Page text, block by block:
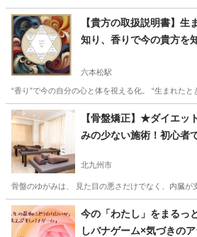
福岡 福岡市 六本松駅 マッサージ
【貴方の取扱説明書】生
知り、香りで今の貴方を
六本松駅
“香り”で今の自分の心と体を視える化。 “生まれた
福岡 福岡市 六本松駅 アロマ 福岡
【骨盤矯正】★ダイエッ
みの少ない施術！初心者
北九州市
骨盤のゆがみは、 見た目の悪さだけでなく、内臓
福岡 北九州市 整体
今の「わたし」をまるっ
しバナゲーム×気づきの